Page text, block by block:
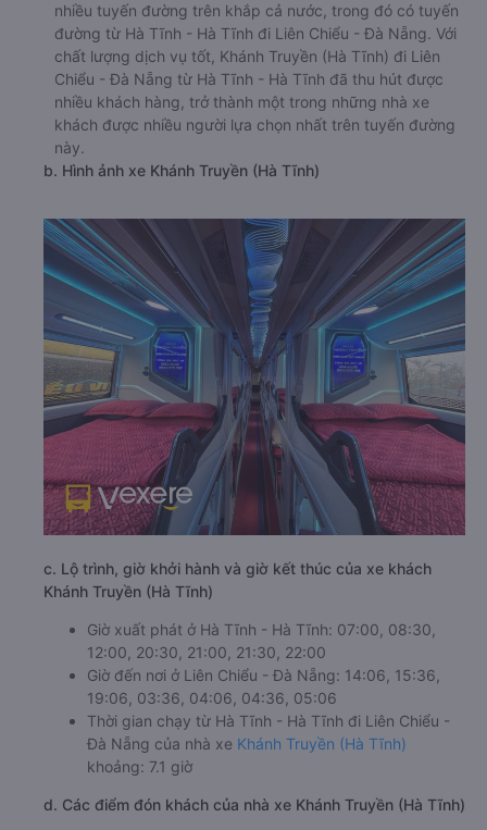
nhiều tuyến đường trên khắp cả nước, trong đó có tuyến
đường từ Hà Tĩnh - Hà Tĩnh đi Liên Chiểu - Đà Nẵng. Với
chất lượng dịch vụ tốt, Khánh Truyền (Hà Tĩnh) đi Liên
Chiểu - Đà Nẵng từ Hà Tĩnh - Hà Tĩnh đã thu hút được
nhiều khách hàng, trở thành một trong những nhà xe
khách được nhiều người lựa chọn nhất trên tuyến đường
này.
b. Hình ảnh xe Khánh Truyền (Hà Tĩnh)
c. Lộ trình, giờ khởi hành và giờ kết thúc của xe khách
Khánh Truyền (Hà Tĩnh)
Giờ xuất phát ở Hà Tĩnh - Hà Tĩnh: 07:00, 08:30,
12:00, 20:30, 21:00, 21:30, 22:00
Giờ đến nơi ở Liên Chiểu - Đà Nẵng: 14:06, 15:36,
19:06, 03:36, 04:06, 04:36, 05:06
Thời gian chạy từ Hà Tĩnh - Hà Tĩnh đi Liên Chiểu -
Đà Nẵng của nhà xe Khánh Truyền (Hà Tĩnh)
khoảng: 7.1 giờ
d. Các điểm đón khách của nhà xe Khánh Truyền (Hà Tĩnh)